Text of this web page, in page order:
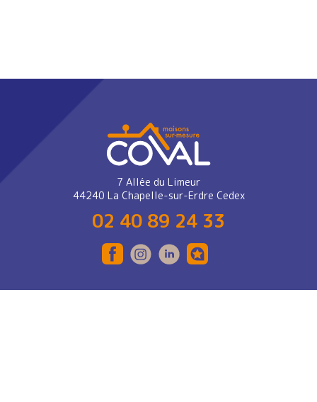
7 Allée du Limeur
44240 La Chapelle-sur-Erdre Cedex
02 40 89 24 33